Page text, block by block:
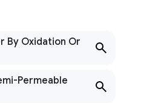
By Oxidation Or
Permeable